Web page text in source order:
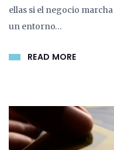
ellas si el negocio
un entorno…
READ MORE